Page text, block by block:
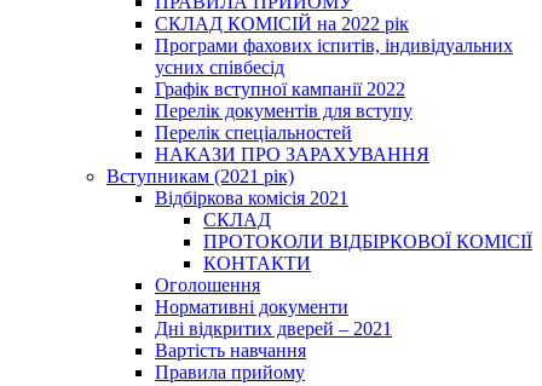
СКЛАД КОМІСІЙ на 2022 рік
Програми фахових іспитів, індивідуальних
усних співбесід
Графік вступної кампанії 2022
Перелік документів для вступу
Перелік спеціальностей
НАКАЗИ ПРО ЗАРАХУВАННЯ
Вступникам (2021 рік)
Відбіркова комісія 2021
СКЛАД
ПРОТОКОЛИ ВІДБІРКОВОЇ КОМІСІЇ
КОНТАКТИ
Оголошення
Нормативні документи
Дні відкритих дверей – 2021
Вартість навчання
Правила прийому